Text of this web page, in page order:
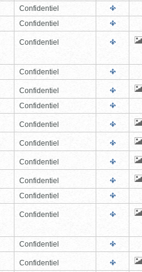
Confidentiel
Confidentiel
Confidentiel
Confidentiel
Confidentiel
Confidentiel
Confidentiel
Confidentiel
Confidentiel
Confidentiel
Confidentiel
Confidentiel
Confidentiel
Confidentiel